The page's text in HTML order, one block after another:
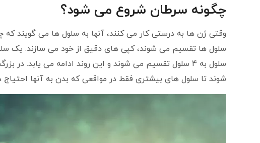
چگونه سرطان شروع می شود؟
وقتی ژن ها به درستی کار می کنند، آنها به سلول ها می گویند
سلول به 4 سلول تقسیم می شوند و این روند ادامه می یابد.
شوند تا سلول های بیشتری فقط در مواقعی که بدن به آنها احتیاج